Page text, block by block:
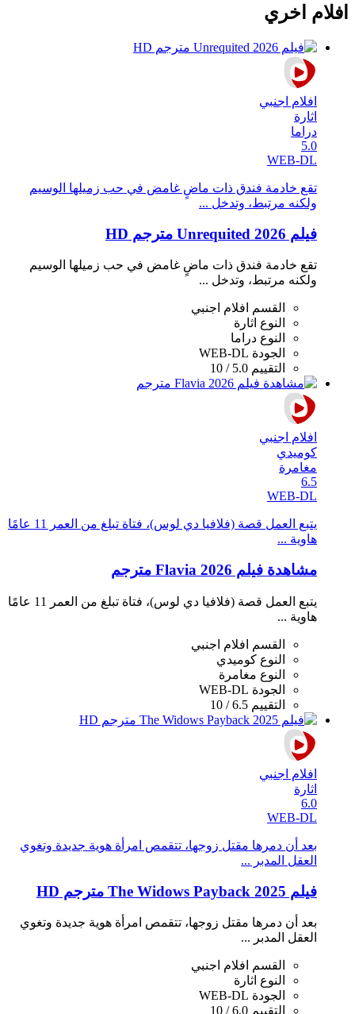
افلام اخري
افلام اجنبي
اثارة
دراما
5.0
WEB-DL
تقع خادمة فندق ذات ماضٍ غامض في حب زميلها الوسيم
ولكنه مرتبط، وتدخل ...
فيلم Unrequited 2026 مترجم HD
تقع خادمة فندق ذات ماضٍ غامض في حب زميلها الوسيم
ولكنه مرتبط، وتدخل ...
القسم
افلام اجنبي
النوع اثارة
النوع دراما
الجودة WEB-DL
التقييم 5.0 / 10
افلام اجنبي
كوميدي
مغامرة
6.5
WEB-DL
يتبع العمل قصة (فلافيا دي لوس)، فتاة تبلغ من العمر 11 عامًا
هاوية ...
مشاهدة فيلم Flavia 2026 مترجم
يتبع العمل قصة (فلافيا دي لوس)، فتاة تبلغ من العمر 11 عامًا
هاوية ...
القسم
افلام اجنبي
النوع كوميدي
النوع مغامرة
الجودة WEB-DL
التقييم 6.5 / 10
افلام اجنبي
اثارة
6.0
WEB-DL
بعد أن دمرها مقتل زوجها، تتقمص امرأة هوية جديدة وتغوي
العقل المدبر ...
فيلم The Widows Payback 2025 مترجم HD
بعد أن دمرها مقتل زوجها، تتقمص امرأة هوية جديدة وتغوي
العقل المدبر ...
القسم
افلام اجنبي
النوع اثارة
الجودة WEB-DL
التقييم 6.0 / 10